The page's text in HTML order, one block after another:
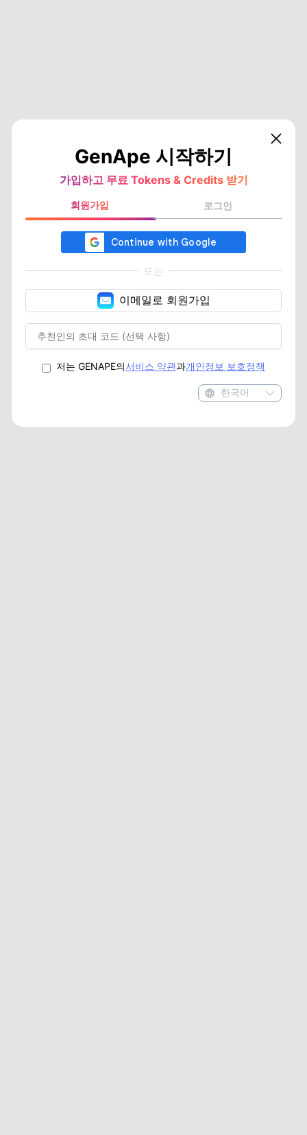
GenApe 시작하기
가입하고 무료 Tokens & Credits 받기
회원가입 로그인
또는
이메일로 회원가입
저는 GENAPE의서비스 약관과개인정보 보호정책
한국어